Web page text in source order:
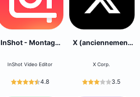
InShot - Montage
InShot Video Editor
4.8
X (anciennement
X Corp.
3.5